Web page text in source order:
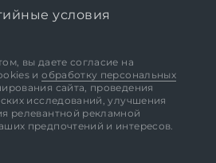
условия
вы даете согласие на
иобработку персональных
сайта, проведения
исследований, улучшения
релевантной рекламной
предпочтений и интересов.